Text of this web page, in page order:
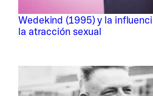
Wedekind (1995) y la
la atracción sexual